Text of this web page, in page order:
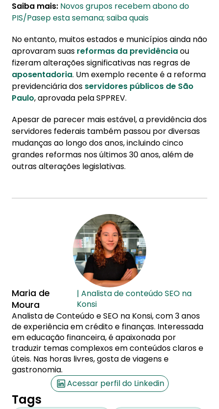
Saiba mais: Novos grupos recebem abono do
PIS/Pasep esta semana; saiba quais
No entanto, muitos estados e municípios ainda não
aprovaram suas reformas da previdênciaou
fizeram alterações significativas nas regras de
aposentadoria. Um exemplo recente é a reforma
previdenciária dos servidores públicos de São
Paulo, aprovada pela SPPREV.
Apesar de parecer mais estável, a previdência dos
servidores federais também passou por diversas
mudanças ao longo dos anos, incluindo cinco
grandes reformas nos últimos 30 anos, além de
outras alterações legislativas.
Maria de
Moura
| Analista de conteúdo SEO na
Konsi
Analista de Conteúdo e SEO na Konsi, com 3 anos
de experiência em crédito e finanças. Interessada
em educação financeira, é apaixonada por
traduzir temas complexos em conteúdos claros e
úteis. Nas horas livres, gosta de viagens e
gastronomia.
Acessar perfil do Linkedin
Tags